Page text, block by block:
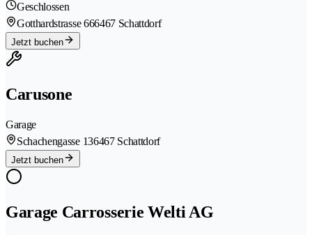
Geschlossen
Gotthardstrasse 666467 Schattdorf
Jetzt buchen
Carusone
Garage
Schachengasse 136467 Schattdorf
Jetzt buchen
Garage Carrosserie Welti AG